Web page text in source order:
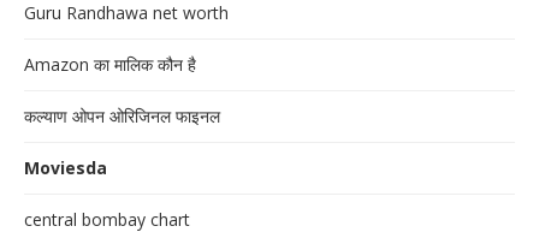
Guru Randhawa net worth
Amazon का मालिक कौन है
कल्याण ओपन ओरिजिनल फाइनल
Moviesda
central bombay chart